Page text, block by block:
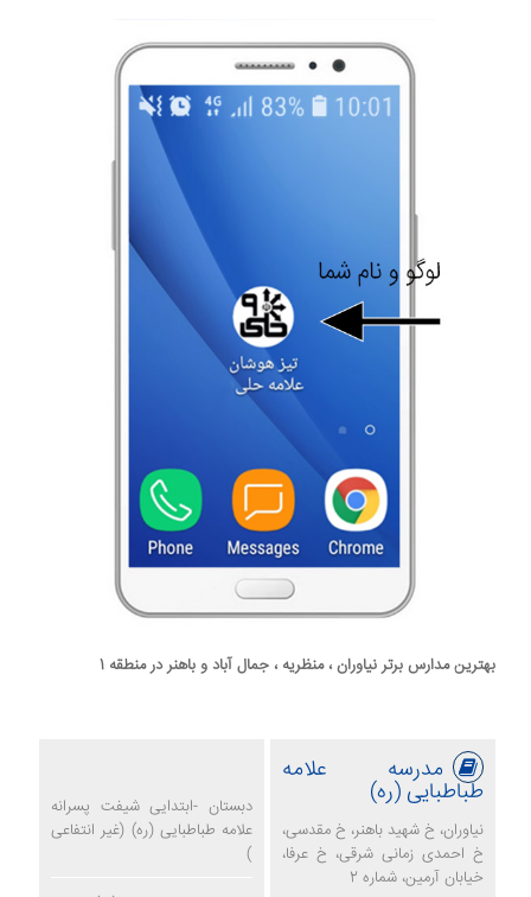
بهترین مدارس برتر نیاوران ، منظریه ، جمال آباد و باهنر در منطقه 1
مدرسه علامه
طباطبایی (ره)
نیاوران، خ شهید باهنر، خ مقدسی،
خ احمدی زمانی شرقی، خ عرفا،
خیابان آرمین، شماره 2
دبستان -ابتدایی شیفت پسرانه
علامه طباطبایی (ره) (غیر انتفاعی
)